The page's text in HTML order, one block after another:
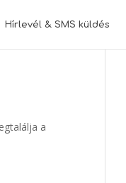
Hírlevél & SMS küldés
a